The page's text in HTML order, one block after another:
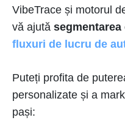
VibeTrace și motorul
vă ajută
fluxuri de lucru de
Puteți profita de
personalizate și a
pași: